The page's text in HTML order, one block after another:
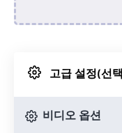
고급 설정(선
비디오 옵션